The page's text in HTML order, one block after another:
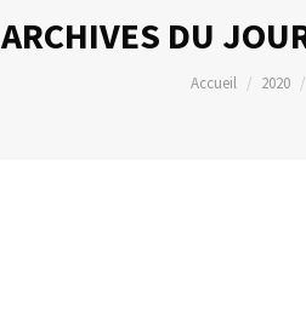
ARCHIVES DU
Vous êtes ici :
Accueil 2020